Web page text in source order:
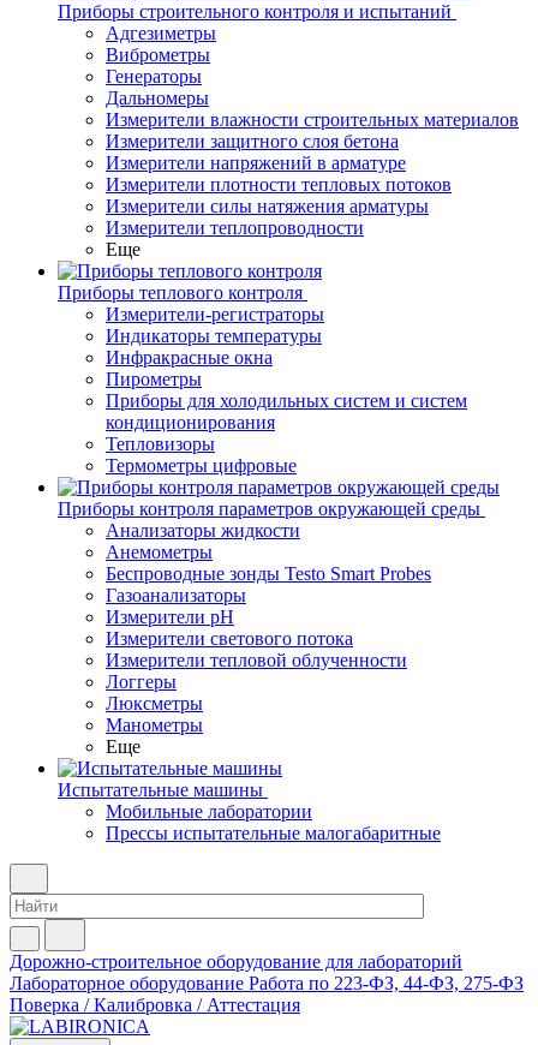
Приборы строительного контроля и испытаний
Адгезиметры
Виброметры
Генераторы
Дальномеры
Измерители влажности строительных материалов
Измерители защитного слоя бетона
Измерители напряжений в арматуре
Измерители плотности тепловых потоков
Измерители силы натяжения арматуры
Измерители теплопроводности
Еще
Приборы теплового контроля
Измерители-регистраторы
Индикаторы температуры
Инфракрасные окна
Пирометры
Приборы для холодильных систем и систем
кондиционирования
Тепловизоры
Термометры цифровые
Приборы контроля параметров окружающей среды
Анализаторы жидкости
Анемометры
Беспроводные зонды Testo Smart Probes
Газоанализаторы
Измерители pH
Измерители светового потока
Измерители тепловой облученности
Логгеры
Люксметры
Манометры
Еще
Испытательные машины
Мобильные лаборатории
Прессы испытательные малогабаритные
Дорожно-строительное оборудование для лабораторий
Лабораторное оборудование Работа по 223-ФЗ, 44-ФЗ, 275-ФЗ
Поверка / Калибровка / Аттестация